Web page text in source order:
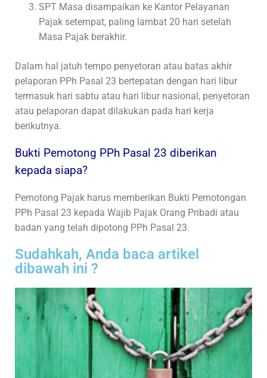
SPT Masa disampaikan ke Kantor Pelayanan
Pajak setempat, paling lambat 20 hari setelah
Masa Pajak berakhir.
Dalam hal jatuh tempo penyetoran atau batas akhir
pelaporan PPh Pasal 23 bertepatan dengan hari libur
termasuk hari sabtu atau hari libur nasional, penyetoran
atau pelaporan dapat dilakukan pada hari kerja
berikutnya.
Bukti Pemotong PPh Pasal 23 diberikan
kepada siapa?
Pemotong Pajak harus memberikan Bukti Pemotongan
PPh Pasal 23 kepada Wajib Pajak Orang Pribadi atau
badan yang telah dipotong PPh Pasal 23.
Sudahkah, Anda baca artikel
dibawah ini ?